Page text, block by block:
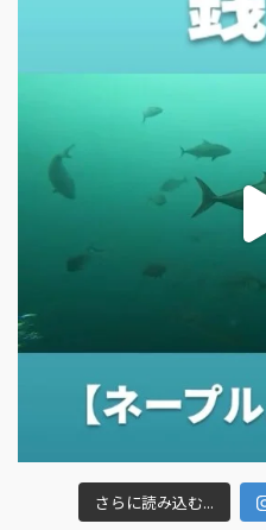
さらに読み込む...